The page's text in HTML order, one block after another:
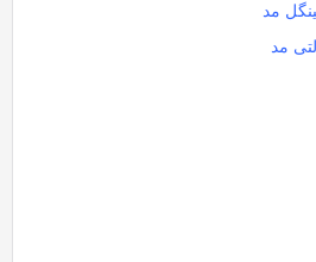
مد
مد